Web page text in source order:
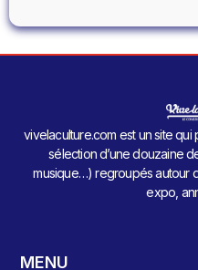
vivelaculture.com est un site
sélection d’une douzaine
musique…) regroupés autour
expo,
MENU